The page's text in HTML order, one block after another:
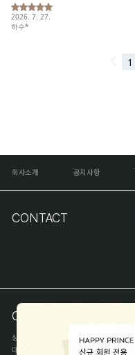
회사소개 공지사항
CONTACT
COMPANY INFO
상호
(주)해피프린스
대표
이화진